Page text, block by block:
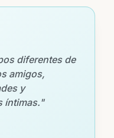
diferentes de
amigos,
y
íntimas."